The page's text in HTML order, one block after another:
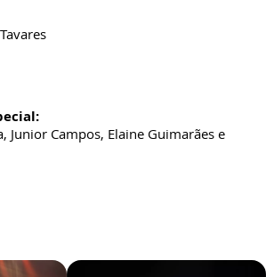
Junior Campos, Elaine Guimarães e